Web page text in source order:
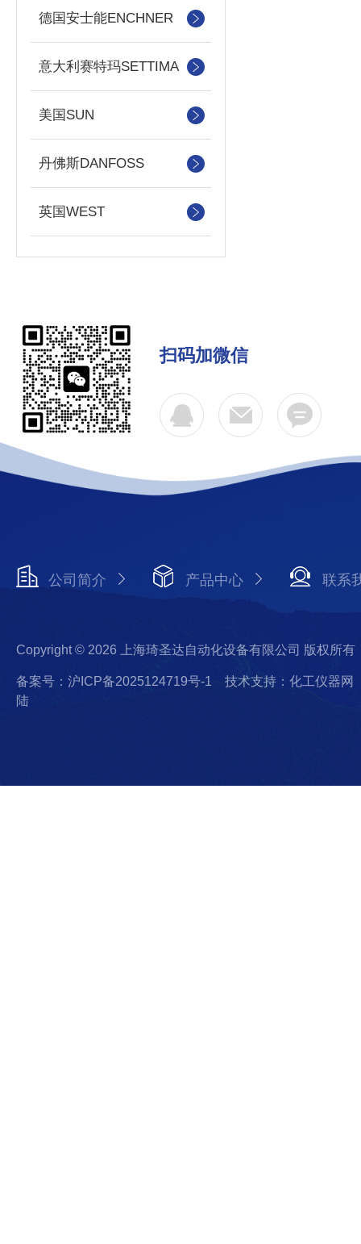
德国安士能ENCHNER
意大利赛特玛SETTIMA
美国SUN
丹佛斯DANFOSS
英国WEST
扫码加微信
公司简介 产品中心 联系
Copyright © 2026 上海琦圣达自动化设备有限公司 版权所有
备案号：沪ICP备2025124719号-1
技术支持：化工仪器网
陆